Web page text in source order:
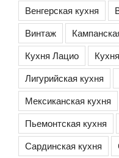
Венгерская кухня
Винтаж
Кухня Лацио
Лигурийская кухня
Мексиканская кухня
Пьемонтская кухня
Сардинская кухня